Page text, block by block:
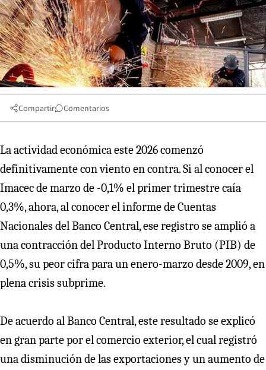
Compartir Comentarios
La actividad económica este 2026 comenzó
definitivamente con viento en contra. Si al conocer el
Imacec de marzo de -0,1% el primer trimestre caía
0,3%, ahora, al conocer el informe de Cuentas
Nacionales del Banco Central, ese registro se amplió a
una contracción del Producto Interno Bruto (PIB) de
0,5%, su peor cifra para un enero-marzo desde 2009, en
plena crisis subprime.
De acuerdo al Banco Central, este resultado se explicó
en gran parte por el comercio exterior, el cual registró
una disminución de las exportaciones y un aumento de